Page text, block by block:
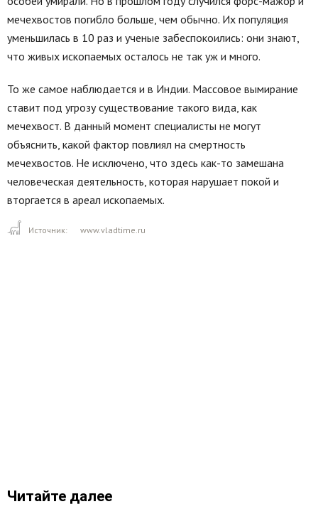
мечехвостов погибло больше, чем обычно. Их популяция
уменьшилась в 10 раз и ученые забеспокоились: они знают,
что живых ископаемых осталось не так уж и много.
То же самое наблюдается и в Индии. Массовое вымирание
ставит под угрозу существование такого вида, как
мечехвост. В данный момент специалисты не могут
объяснить, какой фактор повлиял на смертность
мечехвостов. Не исключено, что здесь как-то замешана
человеческая деятельность, которая нарушает покой и
вторгается в ареал ископаемых.
Источник: www.vladtime.ru
Читайте далее